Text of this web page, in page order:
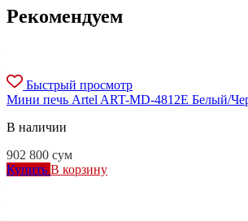
Рекомендуем
Быстрый просмотр
Мини печь Artel ART-MD-4812E Белый/
В наличии
902 800 сум
Купить В корзину